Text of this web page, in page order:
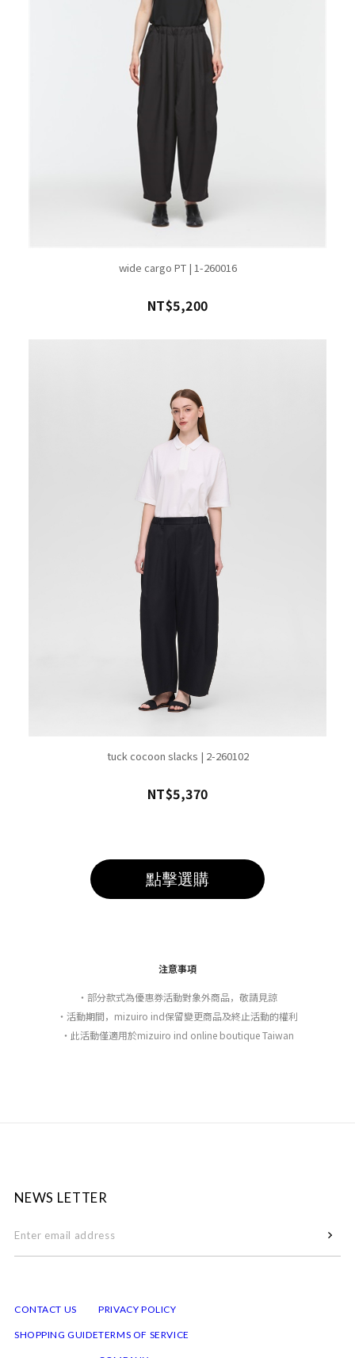
wide cargo PT | 1-260016
NT$5,200
tuck cocoon slacks | 2-260102
NT$5,370
點擊選購
注意事項
・部分款式為優惠券活動對象外商品，敬請見諒
・活動期間，mizuiro ind保留變更商品及終止活動的權利
・此活動僅適用於mizuiro ind online boutique Taiwan
NEWS LETTER
CONTACT US
SHOPPING GUIDE
PRIVACY POLICY
TERMS OF SERVICE